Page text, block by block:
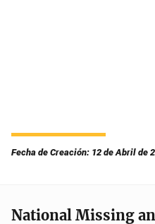
Fecha de Creación: 12 de Abril de
National Missing